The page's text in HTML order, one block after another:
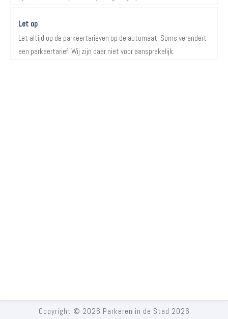
Let op
Let altijd op de parkeertarieven op de automaat. Soms verandert
een parkeertarief. Wij zijn daar niet voor aansprakelijk.
Copyright © 2026 Parkeren in de Stad 2026